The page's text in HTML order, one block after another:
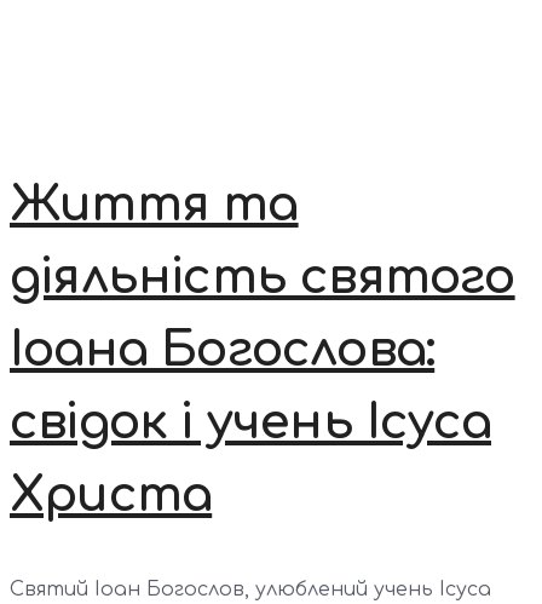
Життя та
діяльність святого
Іоана Богослова:
свідок і учень Ісуса
Христа
Святий Іоан Богослов, улюблений учень Ісуса